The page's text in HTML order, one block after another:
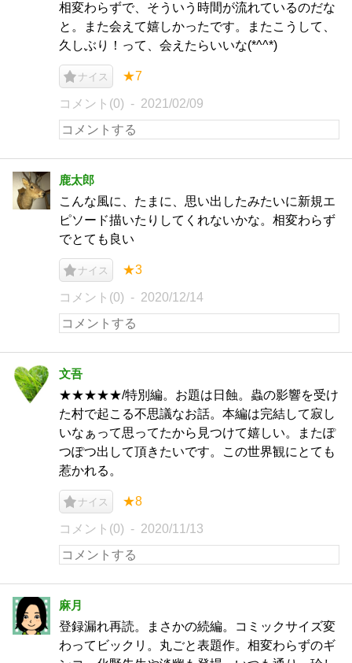
相変わらずで、そういう時間が流れているのだな
と。また会えて嬉しかったです。またこうして、
久しぶり！って、会えたらいいな(*^^*)
ナイス ★7
コメント(0) 2021/02/09
鹿太郎
こんな風に、たまに、思い出したみたいに新規エ
ピソード描いたりしてくれないかな。相変わらず
でとても良い
ナイス ★3
コメント(0) 2020/12/14
文吾
★★★★★/特別編。お題は日蝕。蟲の影響を受け
た村で起こる不思議なお話。本編は完結して寂し
いなぁって思ってたから見つけて嬉しい。またぽ
つぽつ出して頂きたいです。この世界観にとても
惹かれる。
ナイス ★8
コメント(0) 2020/11/13
麻月
登録漏れ再読。まさかの続編。コミックサイズ変
わってビックリ。丸ごと表題作。相変わらずのギ